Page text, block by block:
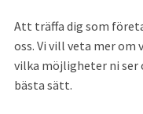
Att träffa dig som
oss. Vi vill veta mer
vilka möjligheter ni ser
bästa sätt.